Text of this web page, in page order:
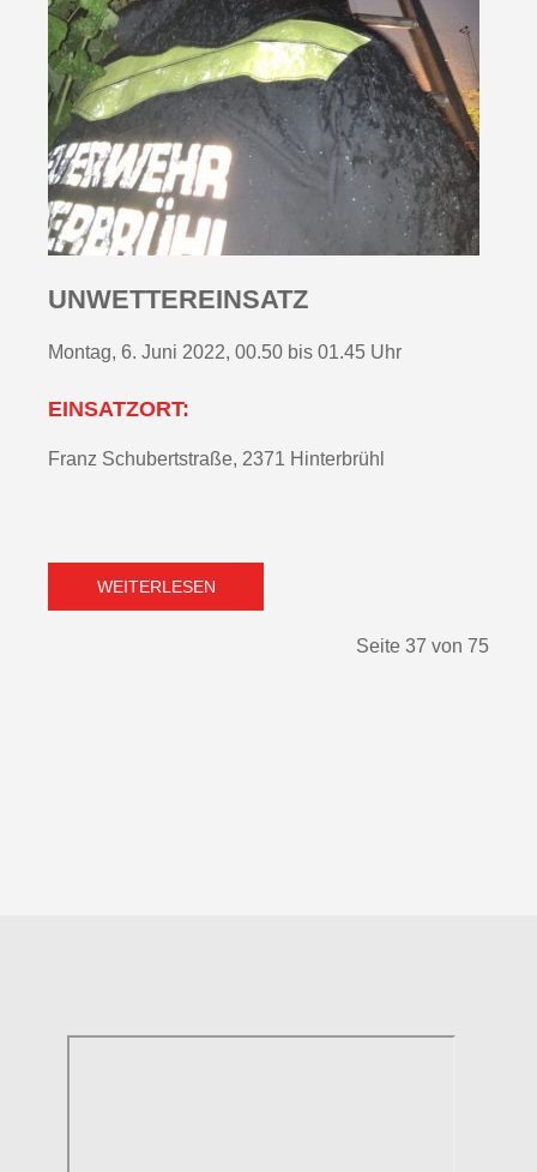
UNWETTEREINSATZ
Montag, 6. Juni 2022, 00.50 bis 01.45 Uhr
EINSATZORT:
Franz Schubertstraße, 2371 Hinterbrühl
WEITERLESEN
Seite 37 von 75